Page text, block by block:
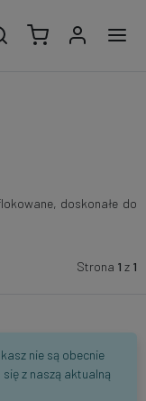
doskonałe do
Strona 1 z 1
nie są obecnie
z naszą aktualną